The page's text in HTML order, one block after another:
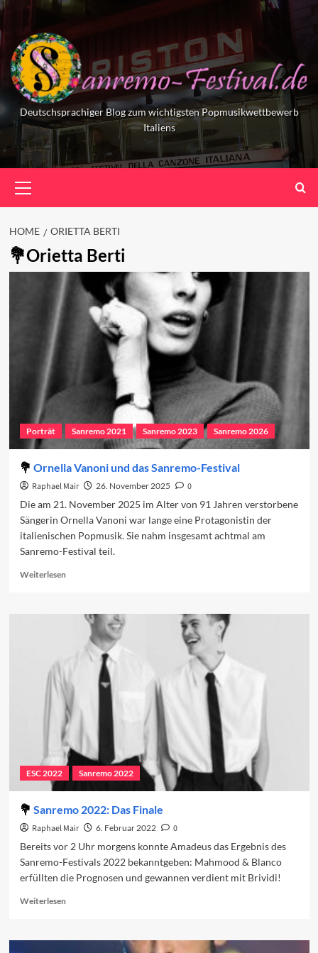
Skip
to
content
Deutschsprachiger Blog zum wichtigsten Popmusikwettbewerb
Italiens
Menu
HOME ORIETTA BERTI
Orietta Berti
Porträt Sanremo 2021 Sanremo 2023 Sanremo 2026
Ornella Vanoni und das Sanremo-Festival
Raphael Mair 26. November 2025
0
Die am 21. November 2025 im Alter von 91 Jahren verstorbene
Sängerin Ornella Vanoni war lange eine Protagonistin der
italienischen Popmusik. Sie nahm insgesamt achtmal am
Sanremo-Festival teil.
WeiterlesenRead
Ornella
Vanoni
Sanremo-
Festival
ESC 2022 Sanremo 2022
Sanremo 2022: Das Finale
Raphael Mair 6. Februar 2022
0
Bereits vor 2 Uhr morgens konnte Amadeus das Ergebnis des
Sanremo-Festivals 2022 bekanntgeben: Mahmood & Blanco
erfüllten die Prognosen und gewannen verdient mit Brividi!
WeiterlesenRead
Sanremo